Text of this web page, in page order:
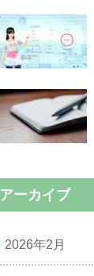
アーカイブ
2026年2月